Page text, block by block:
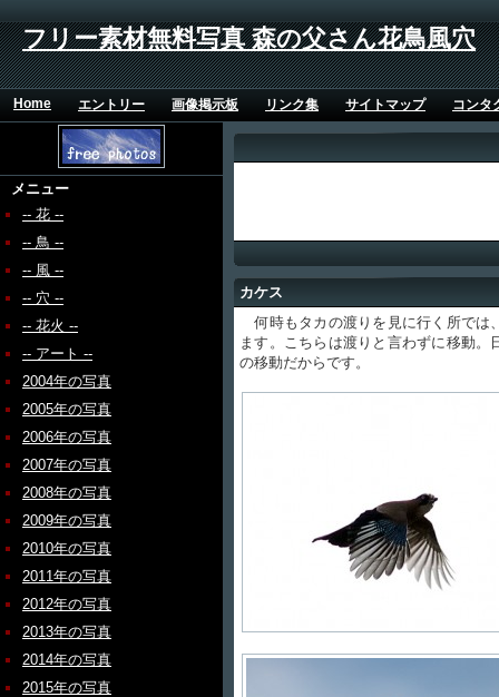
フリー素材無料写真 森の父さん花鳥風穴
Home エントリー 画像掲示板 リンク集 サイトマップ コンタ
メニュー
-- 花 --
-- 鳥 --
-- 風 --
-- 穴 --
-- 花火 --
-- アート --
2004年の写真
2005年の写真
2006年の写真
2007年の写真
2008年の写真
2009年の写真
2010年の写真
2011年の写真
2012年の写真
2013年の写真
2014年の写真
2015年の写真
カケス
何時もタカの渡りを見に行く所では
ます。こちらは渡りと言わずに移動
の移動だからです。